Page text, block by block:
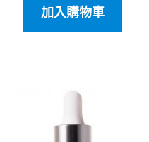
加入購物車
原
始